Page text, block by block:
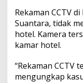
Rekaman CCTV
Suantara, tidak
hotel. Kamera
kamar hotel.
“Rekaman
mengungkap